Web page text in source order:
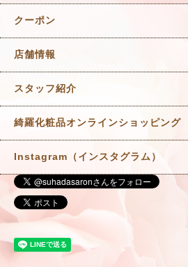
クーポン
店舗情報
スタッフ紹介
綺羅化粧品オンラインショッピング
Instagram（インスタグラム）